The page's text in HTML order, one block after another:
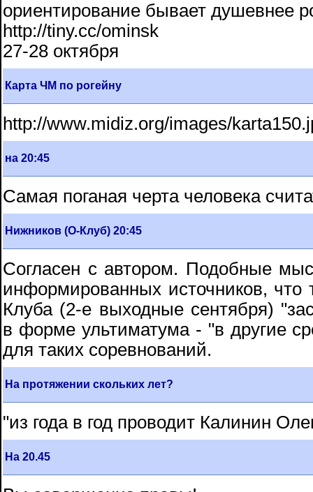
ориентирование бывает душевнее
http://tiny.cc/ominsk
27-28 октября
Карта ЧМ по рогейну
http://www.midiz.org/images/
на 20:45
Самая поганая черта человека
Нижников (О-Клуб) 20:45
Согласен с автором. Подобные
информированных источников,
Клуба (2-е выходные сентября)
в форме ультиматума - "в другие
для таких соревнований.
На протяжении скольких лет?
"из года в год проводит Калинин
На 20.45